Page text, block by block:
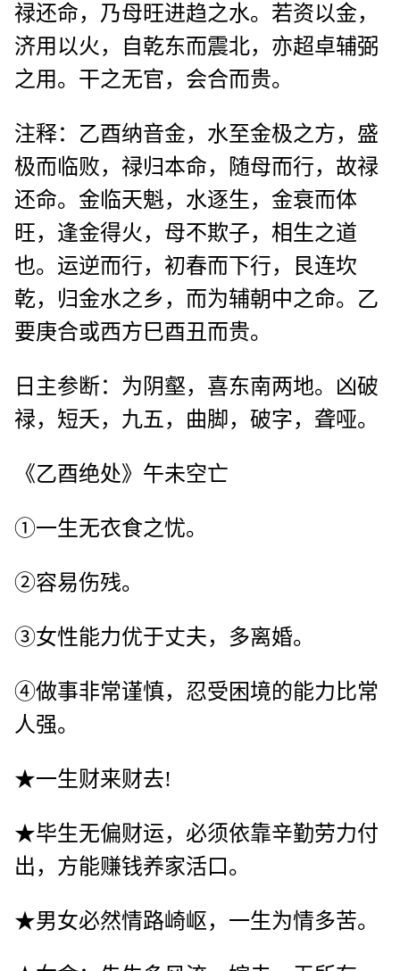
禄还命，乃母旺进趋之水。若资以金，
济用以火，自乾东而震北，亦超卓辅弼
之用。干之无官，会合而贵。
注释：乙酉纳音金，水至金极之方，盛
极而临败，禄归本命，随母而行，故禄
还命。金临天魁，水逐生，金衰而体
旺，逢金得火，母不欺子，相生之道
也。运逆而行，初春而下行，艮连坎
乾，归金水之乡，而为辅朝中之命。乙
要庚合或西方巳酉丑而贵。
日主参断：为阴壑，喜东南两地。凶破
禄，短夭，九五，曲脚，破字，聋哑。
《乙酉绝处》午未空亡
①一生无衣食之忧。
②容易伤残。
③女性能力优于丈夫，多离婚。
④做事非常谨慎，忍受困境的能力比常
人强。
★一生财来财去!
★毕生无偏财运，必须依靠辛勤劳力付
出，方能赚钱养家活口。
★男女必然情路崎岖，一生为情多苦。